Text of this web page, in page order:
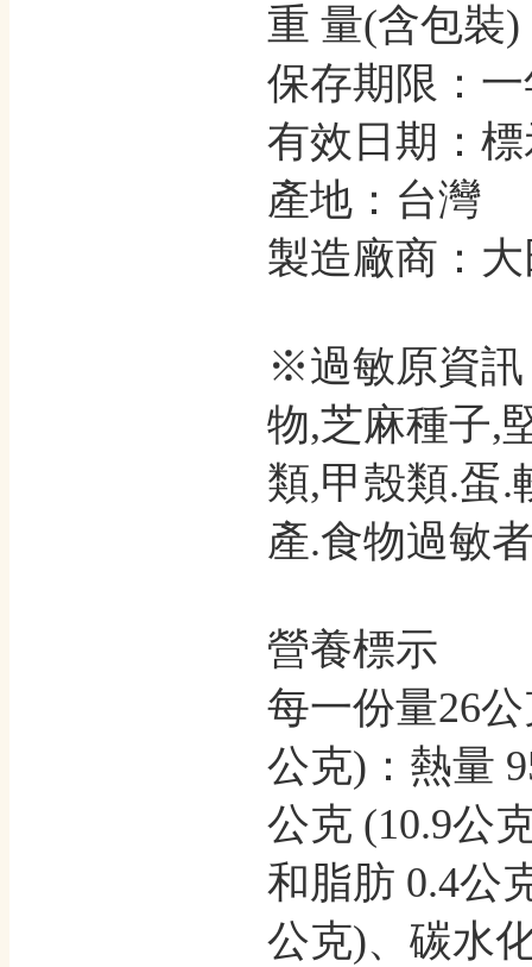
重 量(含包裝)
保存期限：
有效日期：
產地：台灣
製造廠商：
※過敏原資訊
物,芝麻種子,
類,甲殼類.蛋.
產.食物過敏
營養標示
每一份量26
公克)：熱量
公克 (10.9公
和脂肪 0.4公
公克)、碳水